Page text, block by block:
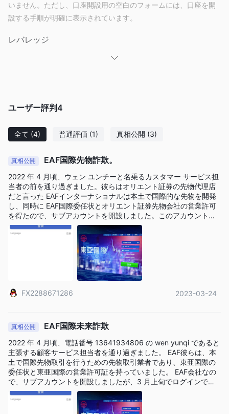
いません。ただし、口座開設用の空白のフォームには、口座を開
設する手順が明確に表示されています。
レバレッジ
取引手数料は取引所と具体的な商品によって異なります。
取引プラットフォーム
EAFは、中国工商銀行（ICBC）、中国農業銀行（ABC）、中国建
設銀行（CCB）、中国銀行（BOC）、興業銀行（CIB）、招商銀
行（CMB）、上海浦東発展銀行（SPDB）、中国民生銀行
（CMBC）、中国工商銀行（ICBC）、中国中信銀行（CNCB）、
平安銀行など、12の主要銀行との銀行-先物取引サービスへの登
録をサポートしています。
ユーザー評判4
全て (4) 普通評価 (1) 真相公開 (3)
真相公開 EAF国際先物詐欺。
2022 年 4 月頃、ウェン ユンチーと名乗るカスタマー サービス担
当者の前を通り過ぎました。彼らはオリエント証券の先物代理店
だと言った EAFインターナショナルは本土で国際的な先物を開発
し、同時に EAF国際委任状とオリエント証券先物会社の営業許可
を得たので、サブアカウントを開設しました。このアカウントは
3 月の初めにログインできず、アカウントにはまだ 572 米ドルが
残っていました。
FX2288671286 2023-03-24
真相公開 EAF国際未来詐欺
2022 年 4 月頃、電話番号 13641934806 の wen yunqi であると
主張する顧客サービス担当者を通り過ぎました。 EAF彼らは、本
土で国際先物取引を行うための先物取引業者であり、東亜国際の
委任状と東亜国際の営業許可証を持っていました。 EAF会社なの
で、サブアカウントを開設しましたが、3 月上旬でログインでき
ませんでした。アカウントには 572 ドルもあります。